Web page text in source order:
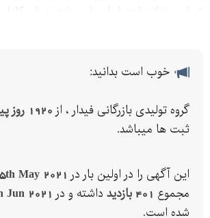
شما می توانید احتیاجات طیور خود به طور کامل
خوب است بدانید:
گروه تولیدی بازرگانی فیدار ، از 1920 روز پیش
ثبت ها میباشد.
این آگهی را در اولین بار در 5th May 2021
مجموع 401 بازدید داشته و در Jun 2021
شده است.